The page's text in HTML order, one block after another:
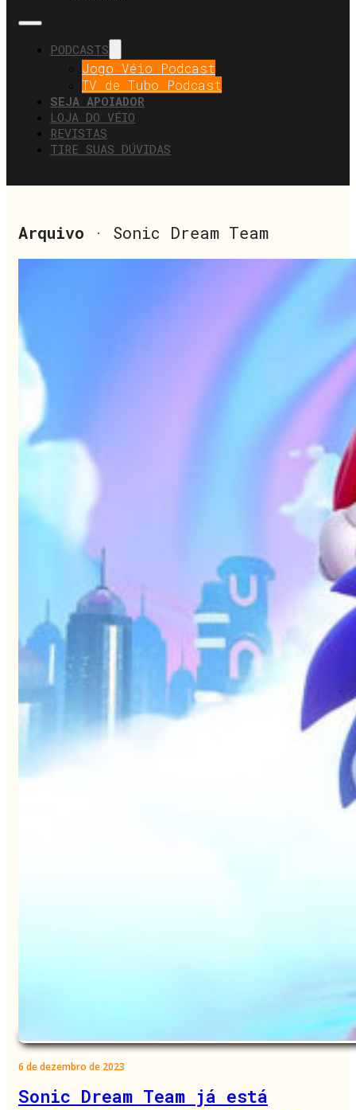
PODCASTS
Jogo Véio Podcast
TV de Tubo Podcast
SEJA APOIADOR
LOJA DO VÉIO
REVISTAS
TIRE SUAS DÚVIDAS
Arquivo · Sonic Dream Team
6 de dezembro de 2023
Sonic Dream Team já está